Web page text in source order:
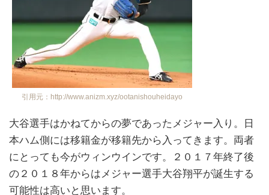
引用元：http://www.anizm.xyz/ootanishouheidayo
大谷選手はかねてからの夢であったメジャー入り。日
本ハム側には移籍金が移籍先から入ってきます。両者
にとっても今がウィンウインです。２０１７年終了後
の２０１８年からはメジャー選手大谷翔平が誕生する
可能性は高いと思います。